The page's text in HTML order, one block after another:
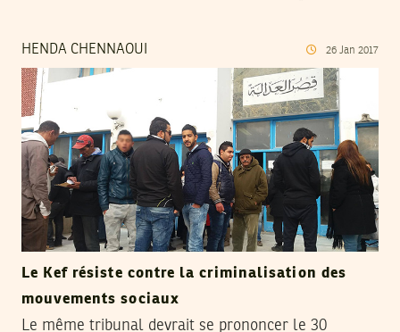
HENDA CHENNAOUI 26 Jan 2017
Le Kef résiste contre la criminalisation des
mouvements sociaux
Le même tribunal devrait se prononcer le 30